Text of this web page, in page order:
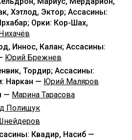
Хэтлод, Эктор; Ассасины:
Орки: Кор-Шах,
Иннос, Калан; Ассасины:
Юрий Брежнев
Тордир; Ассасины:
Наркан — Юрий Маляров
— Марина Тарасова
Полищук
Квадир, Насиб —